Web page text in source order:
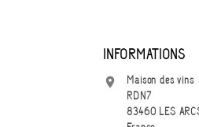
INFORMATIONS

Maison des vins
RDN7
83460 LES